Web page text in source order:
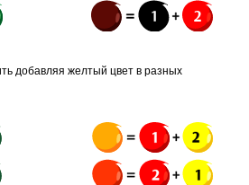
добавляя желтый цвет в разных